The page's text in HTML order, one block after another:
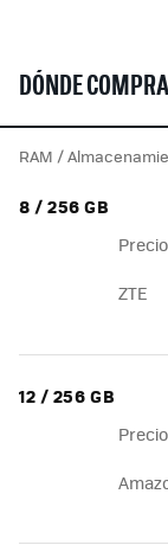
DÓNDE
RAM /
8 / 256 GB
ZTE
12 / 256 GB